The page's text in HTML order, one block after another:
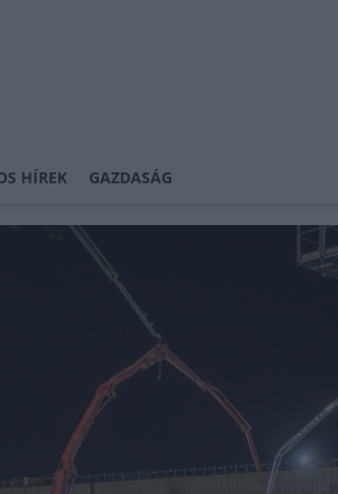
HÍREK GAZDASÁG